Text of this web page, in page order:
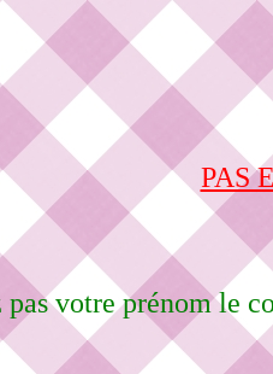
PAS
votre prénom le